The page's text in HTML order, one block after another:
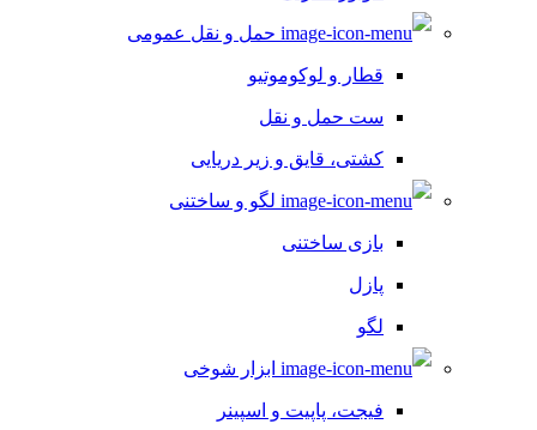
حمل و نقل عمومی
قطار و لوکوموتیو
ست حمل و نقل
کشتی، قایق و زیر دریایی
لگو و ساختنی
بازی ساختنی
پازل
لگو
ابزار شوخی
فیجت، پاپیت و اسپینر